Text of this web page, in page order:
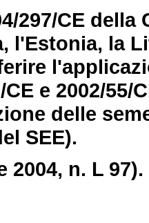
297/CE
l'Estonia, la
e 2002/
delle
SEE).
2004, n. L 97).